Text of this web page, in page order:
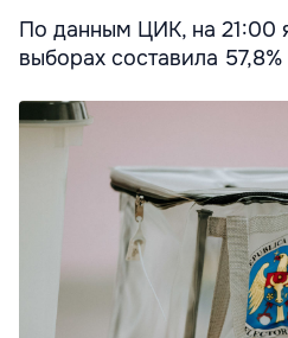
По данным ЦИК, на 21:00
выборах составила 57,8%